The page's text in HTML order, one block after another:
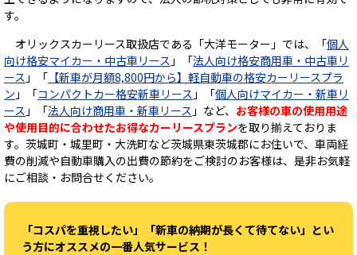
す。
オリックスカーリース取扱店である「大洋モーター」では、「個人
向け格安マイカー・中古車リース 」「法人向け格安商用車・中古車リ
ース 」「 【新車が月額8,800円から】軽自動車の格安カーリースプラ
ン 」「コンパクトカー格安新車リース 」「個人向けマイカー・新車リ
ース 」「法人向け商用車・新車リース 」など、 お客様の車の使用用途
や使用目的に合わせたお得なカーリースプランを取り揃えておりま
す。茨城町・城里町・大洗町など茨城県東茨城郡にお住いで、車両経
費の削減や自動車購入の出費の節約をご検討のお客様は、是非お気軽
にご相談・お問合せください。
「コスパを重視したい」「新車の納期が長くて待てない」とい
う方にオススメの一番人気サービス！